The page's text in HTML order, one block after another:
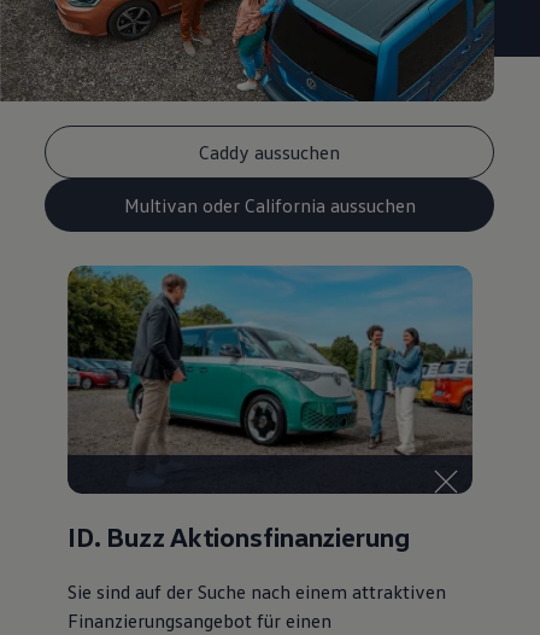
Caddy aussuchen
Multivan oder California aussuchen
ID. Buzz Aktionsfinanzierung
Sie sind auf der Suche nach einem attraktiven
Finanzierungsangebotfür einen